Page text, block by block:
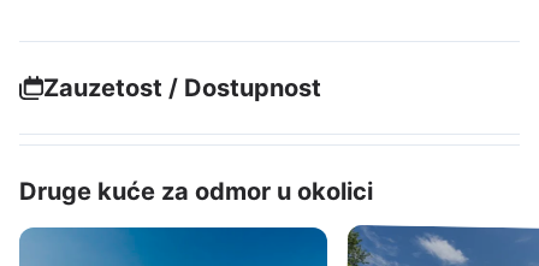
Zauzetost / Dostupnost
Druge kuće za odmor u okolici